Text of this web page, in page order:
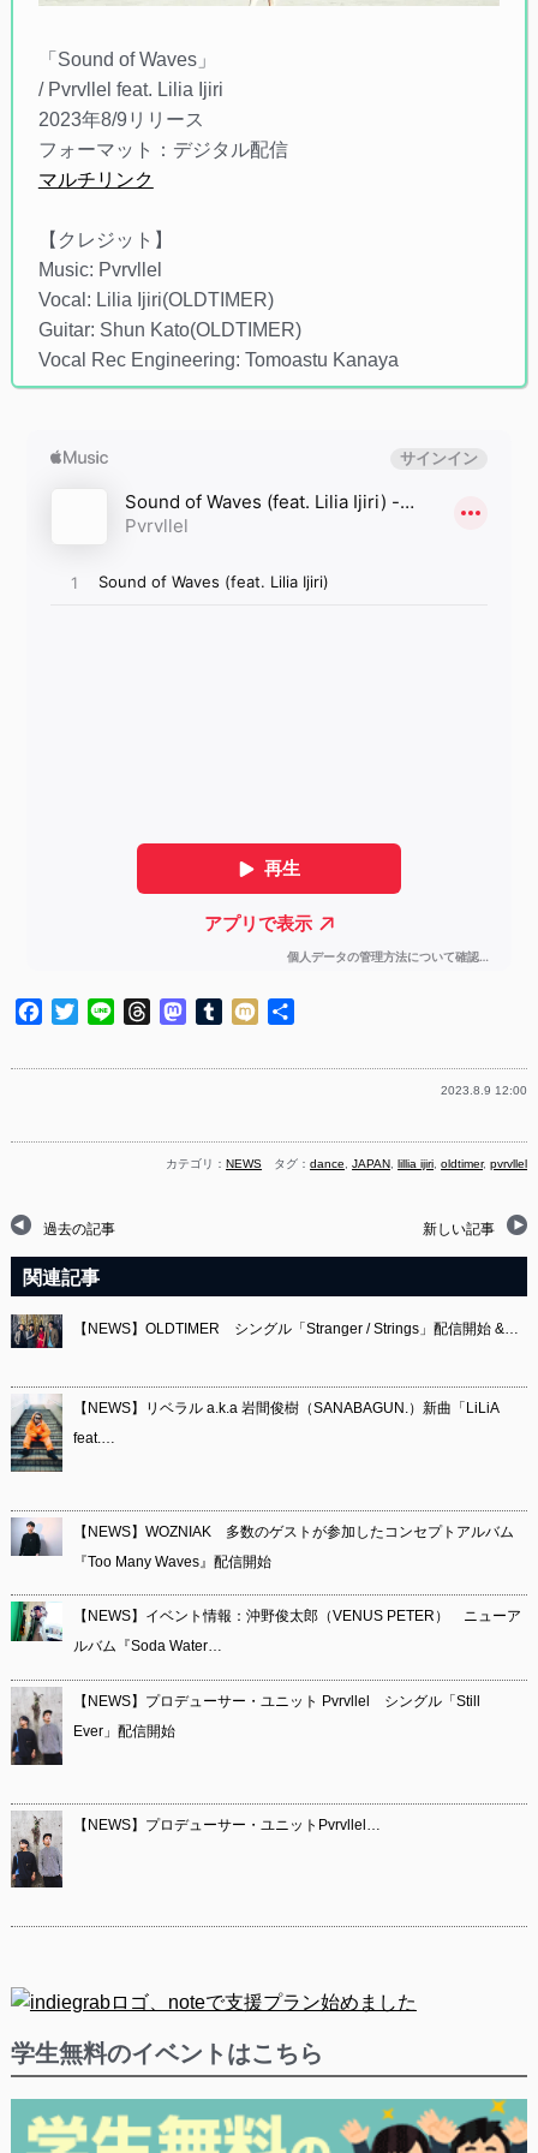
「Sound of Waves」
/ Pvrvllel feat. Lilia Ijiri
2023年8/9リリース
フォーマット：デジタル配信
マルチリンク
【クレジット】
Music: Pvrvllel
Vocal: Lilia Ijiri(OLDTIMER)
Guitar: Shun Kato(OLDTIMER)
Vocal Rec Engineering: Tomoastu Kanaya
Facebook
TwitterLine ThreadsMastodon
Tumblr
Mixi
2023.8.9 12:00
カテゴリ：NEWS タグ：dance ,JAPAN ,lillia ijiri ,oldtimer,pvrvllel
過去の記事 新しい記事
関連記事
【NEWS】OLDTIMER シングル「Stranger / Strings」配信開始 &…
【NEWS】リベラル a.k.a 岩間俊樹（SANABAGUN.）新曲「LiLiA
feat.…
【NEWS】WOZNIAK 多数のゲストが参加したコンセプトアルバム
『Too Many Waves』配信開始
【NEWS】イベント情報：沖野俊太郎（VENUS PETER） ニューア
ルバム『Soda Water…
【NEWS】プロデューサー・ユニット Pvrvllel シングル「Still
Ever」配信開始
【NEWS】プロデューサー・ユニットPvrvllel…
学生無料のイベントはこちら